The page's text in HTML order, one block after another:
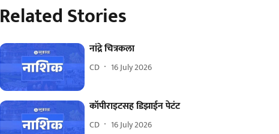
Related Stories
नांद्रे चित्रकला
CD 16 July 2026
कॉपीराइटसह डिझाईन पेटंट
CD 16 July 2026